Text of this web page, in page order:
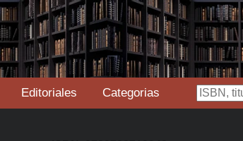
Editoriales Categorias